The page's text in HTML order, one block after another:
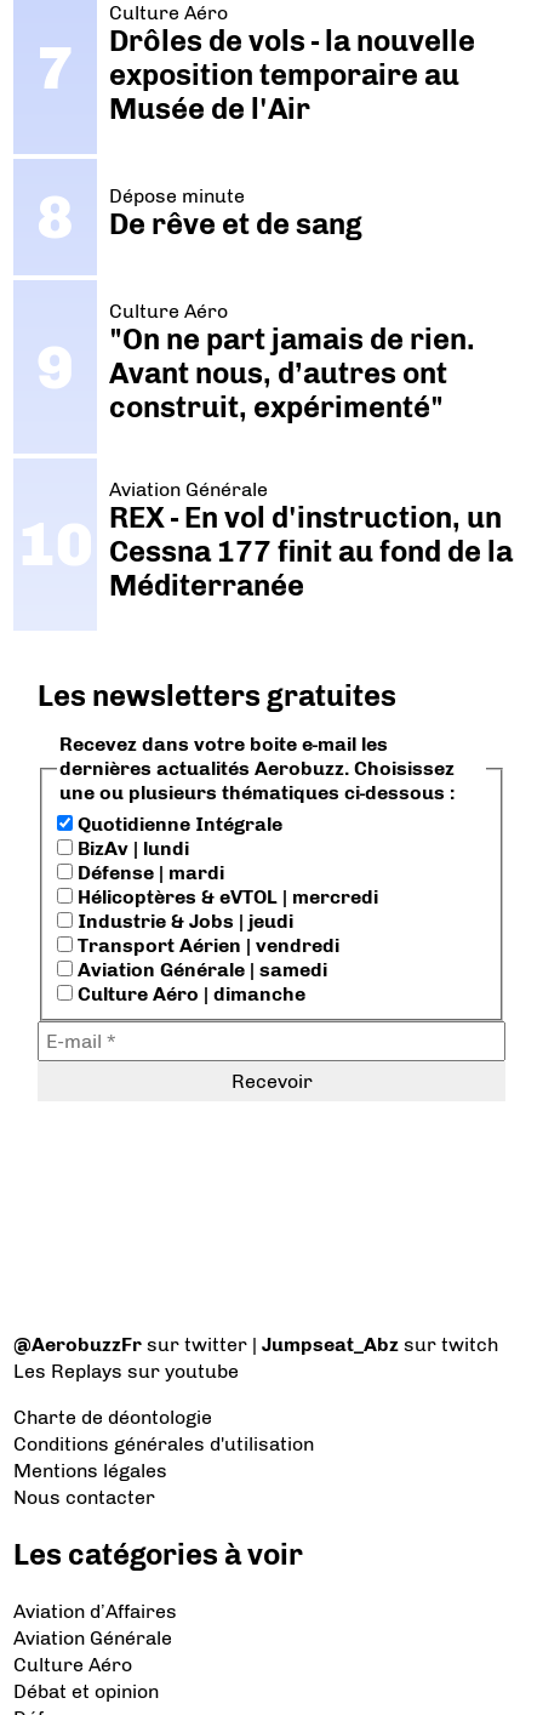
Culture Aéro
Drôles de vols - la nouvelle
exposition temporaire au
Musée de l'Air
Dépose minute
De rêve et de sang
Culture Aéro
"On ne part jamais de rien.
Avant nous, d’autres ont
construit, expérimenté"
Aviation Générale
REX - En vol d'instruction, un
Cessna 177 finit au fond de la
Méditerranée
Les newsletters gratuites
Recevez dans votre boite e-mail les
dernières actualités Aerobuzz. Choisissez
une ou plusieurs thématiques ci-dessous :
Quotidienne Intégrale
BizAv | lundi
Défense | mardi
Hélicoptères & eVTOL | mercredi
Industrie & Jobs | jeudi
Transport Aérien | vendredi
Aviation Générale | samedi
Culture Aéro | dimanche
@AerobuzzFr sur twitter |Jumpseat_Abz sur twitch
Les Replays sur youtube
Charte de déontologie
Conditions générales d'utilisation
Mentions légales
Nous contacter
Les catégories à voir
Aviation d’Affaires
Aviation Générale
Culture Aéro
Débat et opinion